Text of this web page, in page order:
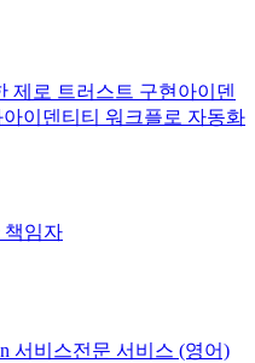
제로 트러스트 구현 아이덴
아이덴티티 워크플로 자동화
책임자
서비스전문 서비스 (영어)